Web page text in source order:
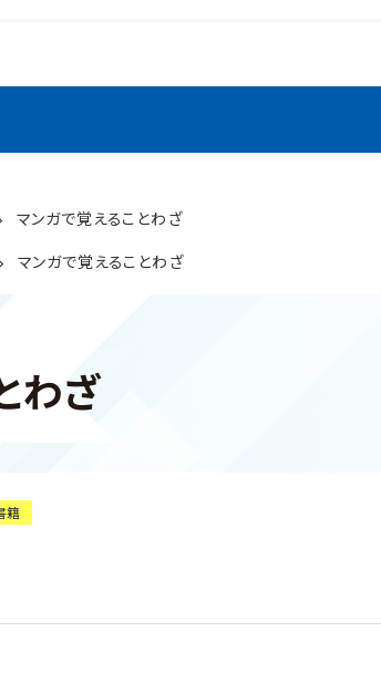
マンガで覚えることわざ
マンガで覚えることわざ
わざ
籍